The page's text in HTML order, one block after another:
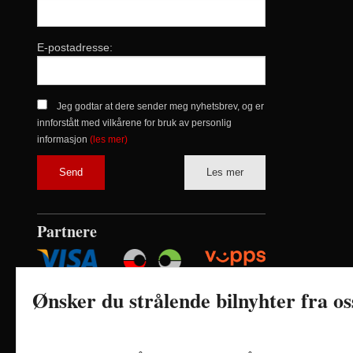
E-postadresse:
Jeg godtar at dere sender meg nyhetsbrev, og er
innforstått med vilkårene for bruk av personlig
informasjon (les mer)
Les mer
Partnere
Ønsker du strålende bilnyhter fra